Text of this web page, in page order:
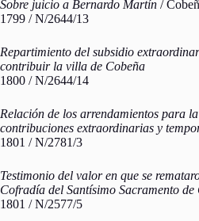
Sobre juicio a Bernardo Martín /
1799 / N/2644/13
Repartimiento del subsidio
contribuir la villa de Cobeña
1800 / N/2644/14
Relación de los arrendamientos para
contribuciones extraordinarias y
1801 / N/2781/3
Testimonio del valor en que se
Cofradía del Santísimo Sacramento de
1801 / N/2577/5